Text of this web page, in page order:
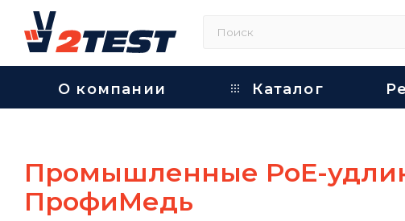
О компании Каталог
Промышленные PoE-
ПрофиМедь